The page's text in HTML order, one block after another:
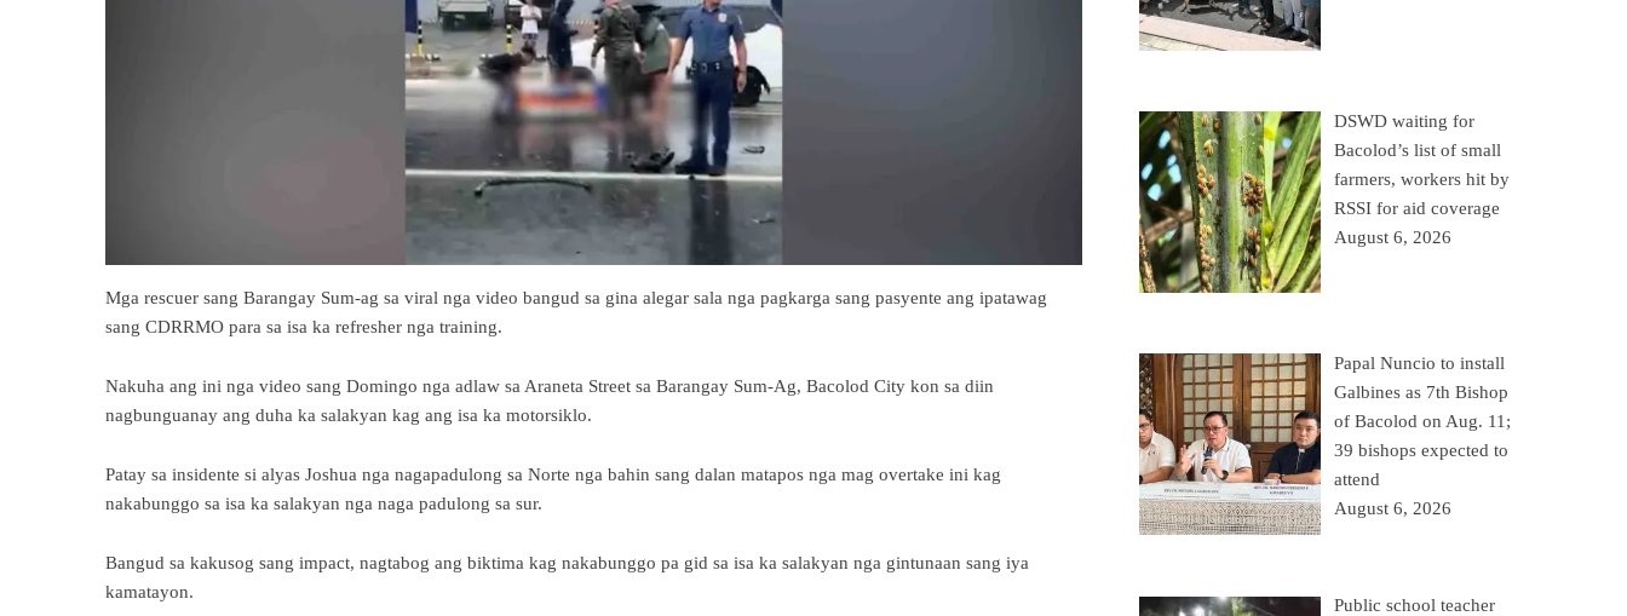
Mga rescuer sang Barangay Sum-ag sa viral nga video bangud sa gina alegar sala nga pagkarga sang pasyente ang ipatawag
sang CDRRMO para sa isa ka refresher nga training.
Nakuha ang ini nga video sang Domingo nga adlaw sa Araneta Street sa Barangay Sum-Ag, Bacolod City kon sa diin
nagbunguanay ang duha ka salakyan kag ang isa ka motorsiklo.
Patay sa insidente si alyas Joshua nga nagapadulong sa Norte nga bahin sang dalan matapos nga mag overtake ini kag
nakabunggo sa isa ka salakyan nga naga padulong sa sur.
Bangud sa kakusog sang impact, nagtabog ang biktima kag nakabunggo pa gid sa isa ka salakyan nga gintunaan sang iya
kamatayon.
DSWD waiting for
Bacolod’s list of small
farmers, workers hit by
RSSI for aid coverage
August 6, 2026
Papal Nuncio to install
Galbines as 7th Bishop
of Bacolod on Aug. 11;
39 bishops expected to
attend
August 6, 2026
Public school teacher